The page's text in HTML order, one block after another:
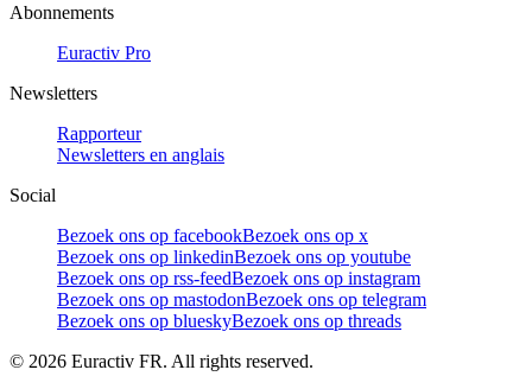
Abonnements
Euractiv Pro
Newsletters
Rapporteur
Newsletters en anglais
Social
Bezoek ons op facebookBezoek ons op x
Bezoek ons op linkedinBezoek ons op youtube
Bezoek ons op rss-feedBezoek ons op instagram
Bezoek ons op mastodonBezoek ons op telegram
Bezoek ons op blueskyBezoek ons op threads
© 2026 Euractiv FR. All rights reserved.